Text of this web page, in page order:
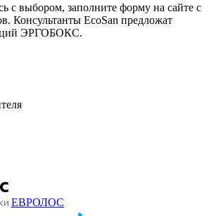
с выбором, заполните форму на сайте с
Консультанты EcoSan предложат
ЭРГОБОКС.
ЕВРОЛОС